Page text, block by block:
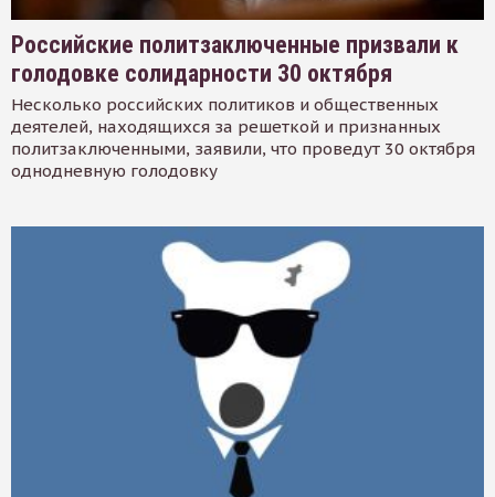
Российские политзаключенные призвали к
голодовке солидарности 30 октября
Несколько российских политиков и общественных
деятелей, находящихся за решеткой и признанных
политзаключенными, заявили, что проведут 30 октября
однодневную голодовку